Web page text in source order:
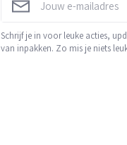
Schrijf je in voor leuke acties,
van inpakken. Zo mis je niets